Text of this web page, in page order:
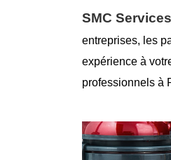
SMC Services
entreprises, les
expérience à
professionnels à